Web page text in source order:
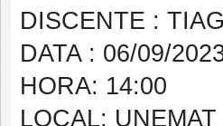
DISCENTE :
DATA : 06/09/
HORA: 14:00
LOCAL: